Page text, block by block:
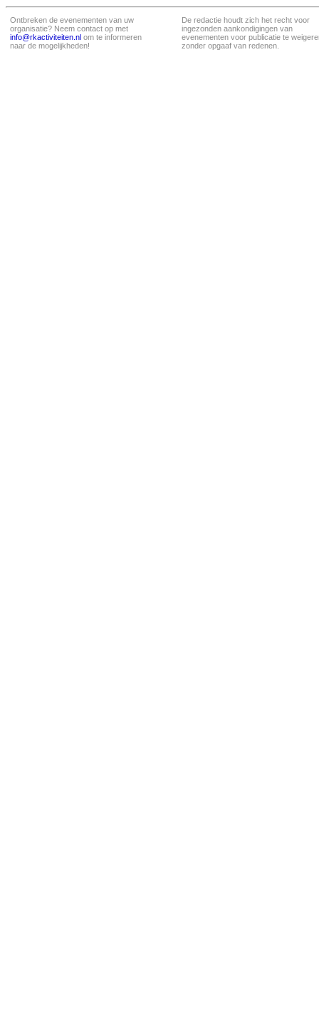
Ontbreken de evenementen van uw
organisatie? Neem contact op met
info@rkactiviteiten.nl om te informeren
naar de mogelijkheden!
De redactie houdt zich het recht voor
ingezonden aankondigingen van
evenementen voor publicatie te
zonder opgaaf van redenen.